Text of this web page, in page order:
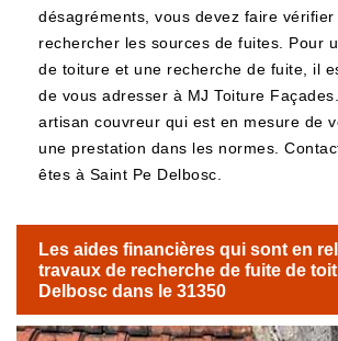
désagréments, vous devez faire
rechercher les sources de fuites. Pour
de toiture et une recherche de fuite, il
de vous adresser à MJ Toiture Façades.
artisan couvreur qui est en mesure de
une prestation dans les normes.
êtes à Saint Pe Delbosc.
Les aides financières qui sont en
travaux de recherche de fuite de
Delbosc dans le 31350